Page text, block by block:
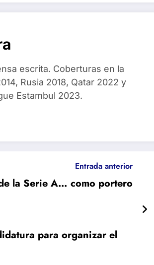
escrita. Coberturas en la
Rusia 2018, Qatar 2022 y
Estambul 2023.
Entrada anterior
la Serie A… como portero
para organizar el